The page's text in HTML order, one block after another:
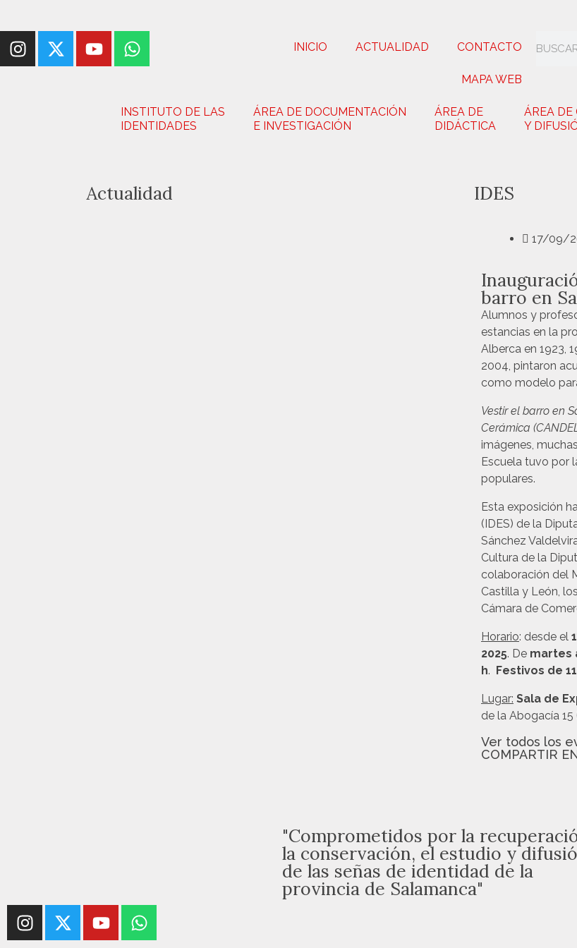
INICIO ACTUALIDAD CONTACTO
MAPA WEB
INSTITUTO DE LAS
IDENTIDADES
ÁREA DE DOCUMENTACIÓN
E INVESTIGACIÓN
ÁREA DE
DIDÁCTICA
ÁREA DE
Y
Actualidad IDES
17/09/
barro en
Alumnos y
estancias en la
Alberca en 1923,
2004, pintaron
como modelo
Vestir el barro en
Cerámica
imágenes,
Escuela tuvo por
populares.
Esta exposición
(IDES) de la
Sánchez
Cultura de la
colaboración del
Castilla y León,
Cámara de
Horario: desde el
2025. De martes
h. Festivos de
Lugar: Sala de
de la Abogacía
Ver todos los
COMPARTIR
"Comprometidos por la
la conservación, el estudio y
de las señas de identidad de la
provincia de Salamanca"